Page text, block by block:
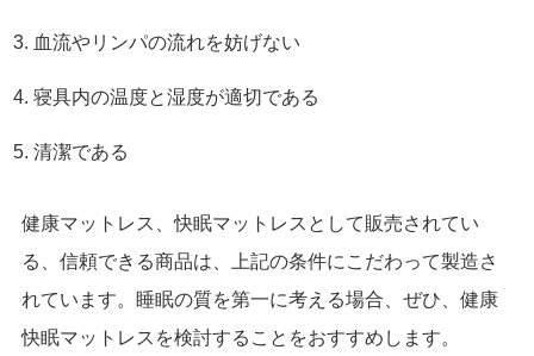
血流やリンパの流れを妨げない
寝具内の温度と湿度が適切である
清潔である
健康マットレス、快眠マットレスとして販売されてい
る、信頼できる商品は、上記の条件にこだわって製造さ
れています。睡眠の質を第一に考える場合、ぜひ、健康
快眠マットレスを検討することをおすすめします。